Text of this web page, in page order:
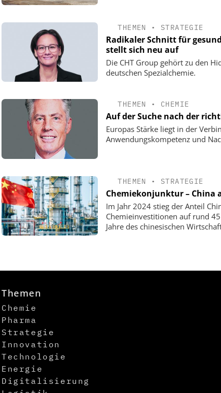
THEMEN • STRATEGIE
Radikaler Schnitt für
stellt sich neu auf
Die CHT Group gehört zu den
deutschen Spezialchemie.
THEMEN • CHEMIE
Auf der Suche nach der
Europas Stärke liegt in der
Anwendungskompetenz und
THEMEN • STRATEGIE
Chemiekonjunktur – China
Im Jahr 2024 stieg der Anteil
Chemieinvestitionen auf rund
Jahre des chinesischen
Themen
Chemie
Pharma
Strategie
Innovation
Technologie
Energie
Digitalisierung